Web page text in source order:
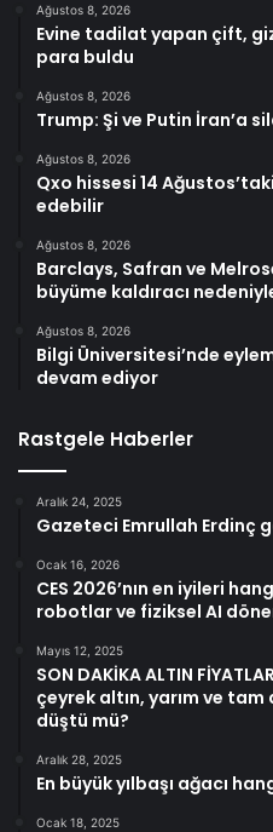
Ağustos 8, 2026
Evine tadilat yapan çift,
para buldu
Ağustos 8, 2026
Trump: Şi ve Putin İran’a
Ağustos 8, 2026
Qxo hissesi 14
edebilir
Ağustos 8, 2026
Barclays, Safran ve
büyüme kaldıracı
Ağustos 8, 2026
Bilgi Üniversitesi’nde
devam ediyor
Rastgele Haberler
Aralık 24, 2025
Gazeteci Emrullah Erdinç
Ocak 16, 2026
CES 2026’nın en iyileri
robotlar ve fiziksel AI
Mayıs 12, 2025
SON DAKİKA ALTIN
çeyrek altın, yarım ve tam
düştü mü?
Aralık 28, 2025
En büyük yılbaşı ağacı
Ocak 18, 2025